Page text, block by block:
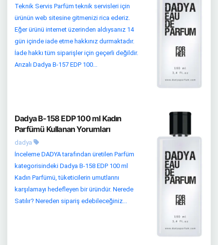
Teknik Servis Parfüm teknik servisleri için
ürünün web sitesine gitmenizi rica ederiz.
Eğer ürünü internet üzerinden aldıysanız 14
gün içinde iade etme hakkınız durmaktadır.
İade hakkı tüm siparişler için geçerli değildir.
Arızalı Dadya B-157 EDP 100...
Dadya B-158 EDP 100 ml Kadın
Parfümü Kullanan Yorumları
dadya
İnceleme DADYA tarafından üretilen Parfüm
kategorisindeki Dadya B-158 EDP 100 ml
Kadın Parfümü, tüketicilerin umutlarını
karşılamayı hedefleyen bir üründür. Nerede
Satılır? Nereden sipariş edebileceğiniz...